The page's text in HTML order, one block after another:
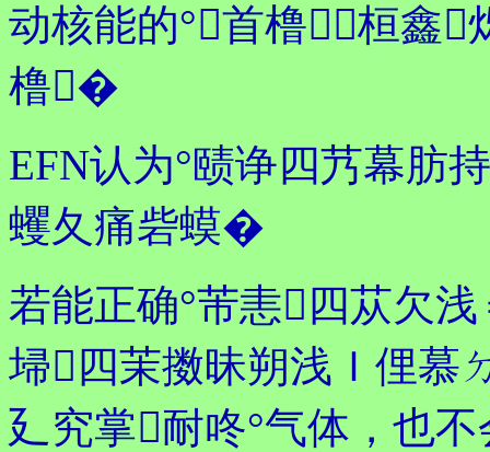
动核能的°首橹桓鑫
橹�
EFN认为°赜诤四艿幕肪
蠼夂痛砦蟆�
若能正确°芾恚四苁欠
埽四茉擞昧朔浅Ｉ俚慕
廴究掌耐咚°气体，也